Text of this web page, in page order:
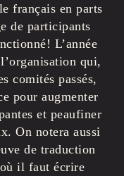
français en parts
de participants
L’année
qui,
comités passés,
pour augmenter
et peaufiner
On notera aussi
de traduction
il faut écrire